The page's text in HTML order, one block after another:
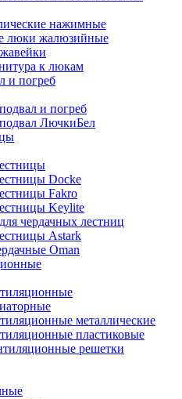
нажимные
люки жалюзийные
к люкам
и погреб
и погреб
ЛючкиБел
Docke
Fakro
Keylite
чердачных лестниц
Astark
Oman
металлические
пластиковые
решетки